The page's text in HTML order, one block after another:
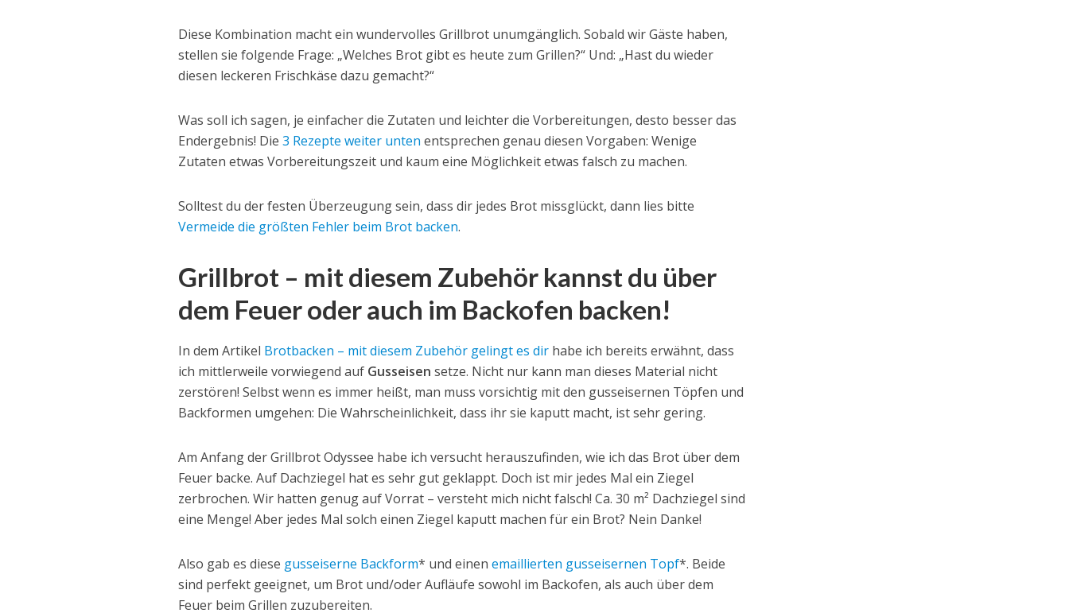
Diese Kombination macht ein wundervolles Grillbrot unumgänglich. Sobald wir Gäste haben,
stellen sie folgende Frage: „Welches Brot gibt es heute zum Grillen?“ Und: „Hast du wieder
diesen leckeren Frischkäse dazu gemacht?“
Was soll ich sagen, je einfacher die Zutaten und leichter die Vorbereitungen, desto besser das
Endergebnis! Die3 Rezepte weiter unten entsprechen genau diesen Vorgaben: Wenige
Zutaten etwas Vorbereitungszeit und kaum eine Möglichkeit etwas falsch zu machen.
Solltest du der festen Überzeugung sein, dass dir jedes Brot missglückt, dann lies bitte
Vermeide die größten Fehler beim Brot backen.
Grillbrot – mit diesem Zubehör kannst du über
dem Feuer oder auch im Backofen backen!
In dem Artikel Brotbacken – mit diesem Zubehör gelingt es dir habe ich bereits erwähnt, dass
ich mittlerweile vorwiegend auf Gusseisen setze. Nicht nur kann man dieses Material nicht
zerstören! Selbst wenn es immer heißt, man muss vorsichtig mit den gusseisernen Töpfen und
Backformen umgehen: Die Wahrscheinlichkeit, dass ihr sie kaputt macht, ist sehr gering.
Am Anfang der Grillbrot Odyssee habe ich versucht herauszufinden, wie ich das Brot über dem
Feuer backe. Auf Dachziegel hat es sehr gut geklappt. Doch ist mir jedes Mal ein Ziegel
zerbrochen. Wir hatten genug auf Vorrat – versteht mich nicht falsch! Ca. 30 m² Dachziegel sind
eine Menge! Aber jedes Mal solch einen Ziegel kaputt machen für ein Brot? Nein Danke!
Also gab es diese gusseiserne Backform* und einenemaillierten gusseisernen Topf*. Beide
sind perfekt geeignet, um Brot und/oder Aufläufe sowohl im Backofen, als auch über dem
Feuer beim Grillen zuzubereiten.